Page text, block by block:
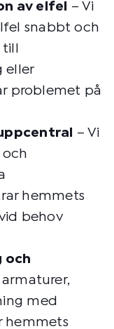
av elfel
– Vi
snabbt och
eller
problemet på
– Vi
och
hemmets
behov
och
armaturer,
med
hemmets